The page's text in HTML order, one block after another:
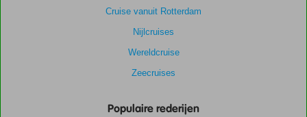
Cruise vanuit Rotterdam
Nijlcruises
Wereldcruise
Zeecruises
Populaire rederijen